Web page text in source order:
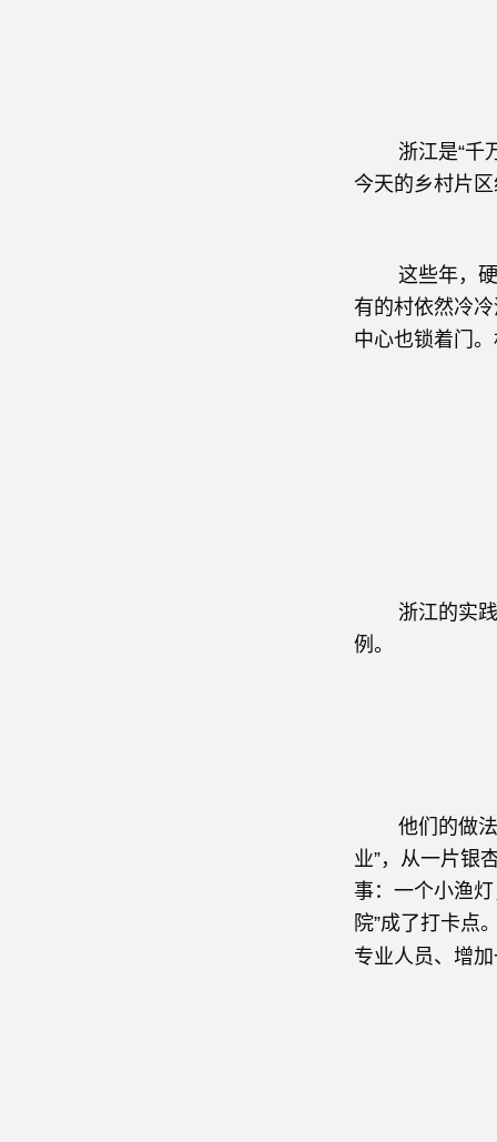
浙江是“千万
今天的乡村片
这些年，硬件
有的村依然冷
中心也锁着门
浙江的实践告
例。
他们的做法是
业”，从一片银
事：一个小渔
院”成了打卡点
专业人员、增